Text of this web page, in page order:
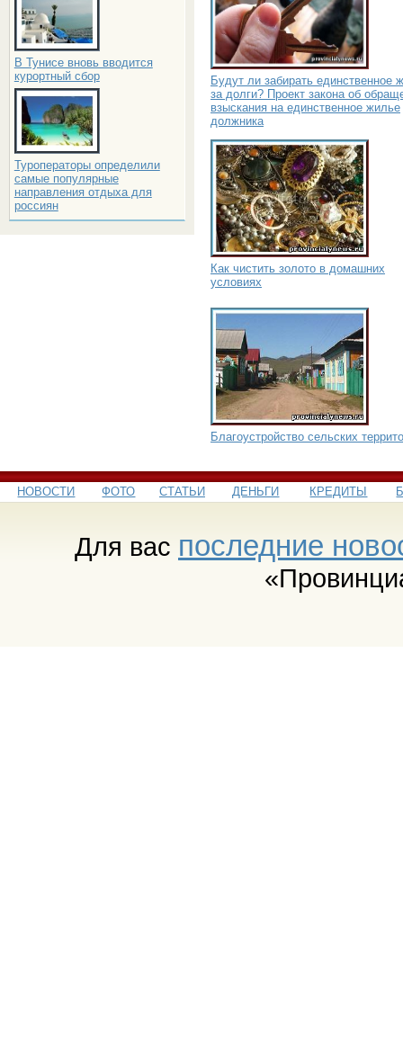
В Тунисе вновь вводится
курортный сбор
Туроператоры определили
самые популярные
направления отдыха для
россиян
Будут ли забирать единственное
за долги? Проект закона об
взыскания на единственное жилье
должника
Как чистить золото в домашних
условиях
Благоустройство сельских
НОВОСТИ ФОТО СТАТЬИ ДЕНЬГИ КРЕДИТЫ
Для вас последние